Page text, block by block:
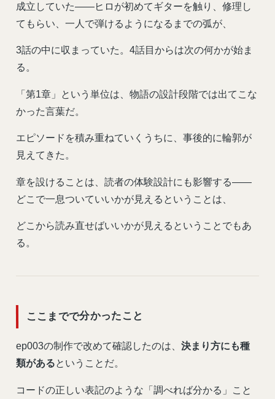
成立していた——ヒロが初めてギターを触り、修理し
てもらい、一人で弾けるようになるまでの弧が、
3話の中に収まっていた。4話目からは次の何かが始ま
る。
「第1章」という単位は、物語の設計段階では出てこな
かった言葉だ。
エピソードを積み重ねていくうちに、事後的に輪郭が
見えてきた。
章を設けることは、読者の体験設計にも影響する——
どこで一息ついていいかが見えるということは、
どこから読み直せばいいかが見えるということでもあ
る。
ここまでで分かったこと
ep003の制作で改めて確認したのは、 決まり方にも種
類があるということだ。
コードの正しい表記のような「調べれば分かる」こと